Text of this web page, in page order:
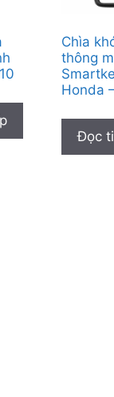
Chìa
thông
Honda
Đọc